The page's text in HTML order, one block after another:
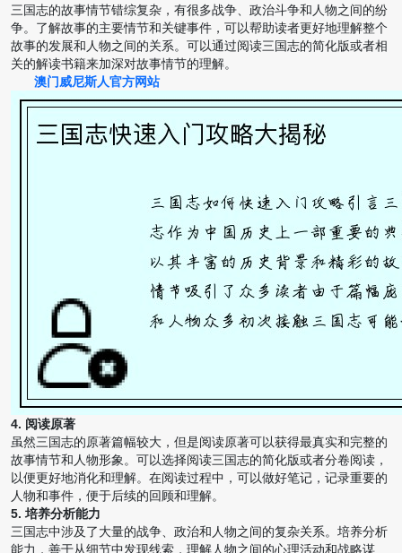
三国志的故事情节错综复杂，有很多战争、政治斗争和人物之间的纷
争。了解故事的主要情节和关键事件，可以帮助读者更好地理解整个
故事的发展和人物之间的关系。可以通过阅读三国志的简化版或者相
关的解读书籍来加深对故事情节的理解。
澳门威尼斯人官方网站
4. 阅读原著
虽然三国志的原著篇幅较大，但是阅读原著可以获得最真实和完整的
故事情节和人物形象。可以选择阅读三国志的简化版或者分卷阅读，
以便更好地消化和理解。在阅读过程中，可以做好笔记，记录重要的
人物和事件，便于后续的回顾和理解。
5. 培养分析能力
三国志中涉及了大量的战争、政治和人物之间的复杂关系。培养分析
能力，善于从细节中发现线索，理解人物之间的心理活动和战略谋